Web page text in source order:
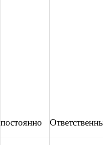
постоянно